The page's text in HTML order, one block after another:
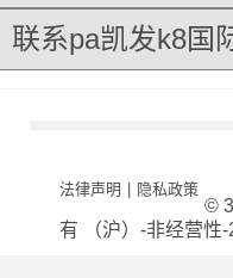
联系pa凯发k8国
法律声明 | 隐私政策
©
有 （沪）-非经营性